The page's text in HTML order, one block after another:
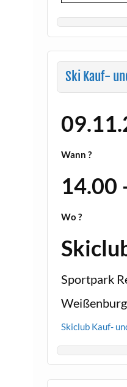
Ski Kauf-
Wann ?
14.00
Wo ?
Sportpark
Skiclub Kauf-